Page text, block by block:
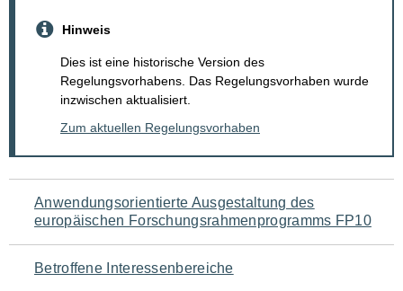
Hinweis
Dies ist eine historische Version des
Regelungsvorhabens. Das Regelungsvorhaben wurde
inzwischen aktualisiert.
Zum aktuellen Regelungsvorhaben
Navigation
für
den
Anwendungsorientierte Ausgestaltung des
europäischen Forschungsrahmenprogramms FP10
Betroffene Interessenbereiche